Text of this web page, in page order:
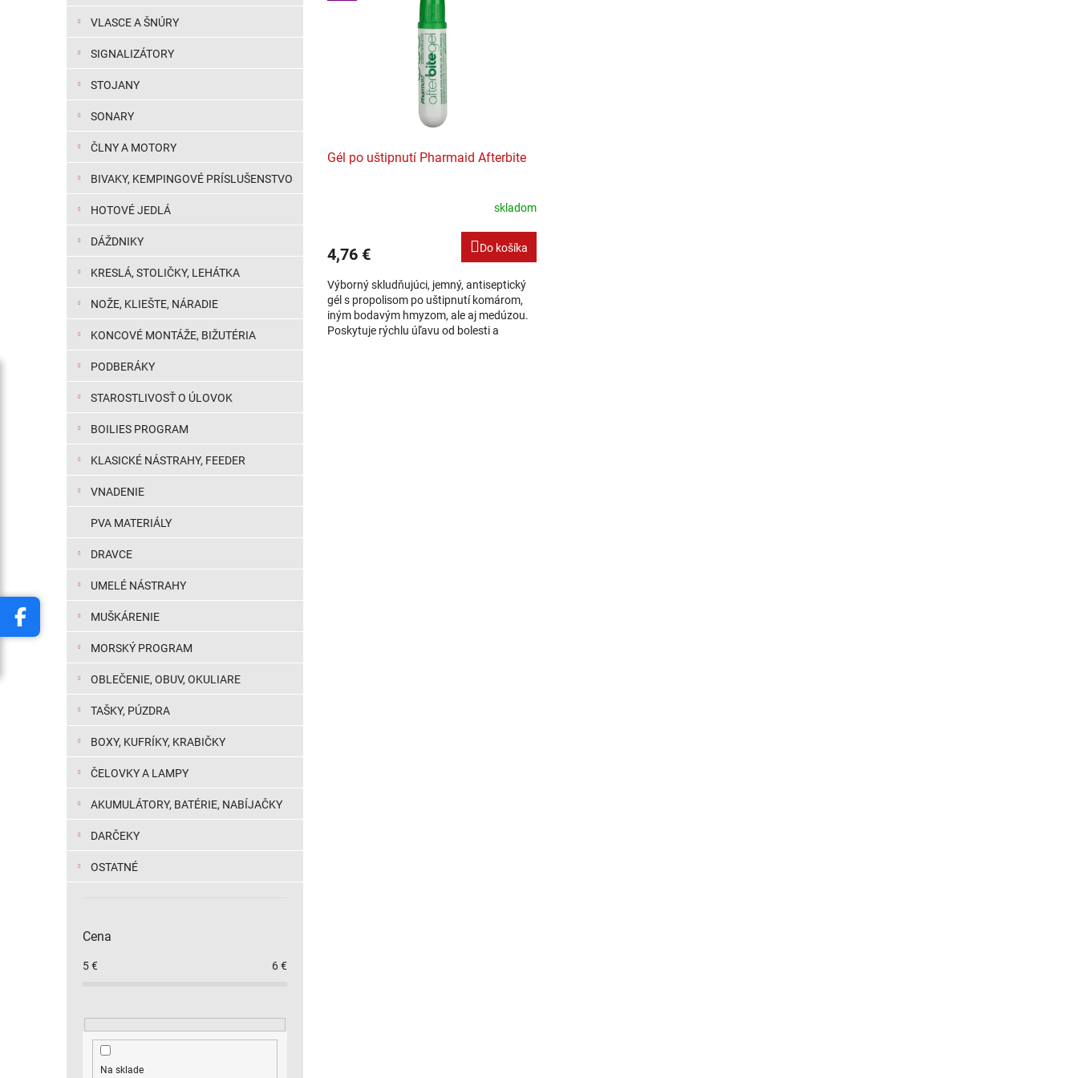
VLASCE A ŠNÚRY
SIGNALIZÁTORY
STOJANY
SONARY
ČLNY A MOTORY
BIVAKY, KEMPINGOVÉ PRÍSLUŠENSTVO
HOTOVÉ JEDLÁ
DÁŽDNIKY
KRESLÁ, STOLIČKY, LEHÁTKA
NOŽE, KLIEŠTE, NÁRADIE
KONCOVÉ MONTÁŽE, BIŽUTÉRIA
PODBERÁKY
STAROSTLIVOSŤ O ÚLOVOK
BOILIES PROGRAM
KLASICKÉ NÁSTRAHY, FEEDER
VNADENIE
PVA MATERIÁLY
DRAVCE
UMELÉ NÁSTRAHY
MUŠKÁRENIE
MORSKÝ PROGRAM
OBLEČENIE, OBUV, OKULIARE
TAŠKY, PÚZDRA
BOXY, KUFRÍKY, KRABIČKY
ČELOVKY A LAMPY
AKUMULÁTORY, BATÉRIE, NABÍJAČKY
DARČEKY
OSTATNÉ
Cena
5€ 6€
Na sklade
Gél po uštipnutí Pharmaid Afterbite
skladom
4,76 € Do košíka
Výborný skludňujúci, jemný, antiseptický
gél s propolisom po uštipnutí komárom,
iným bodavým hmyzom, ale aj medúzou.
Poskytuje rýchlu úľavu od bolesti a